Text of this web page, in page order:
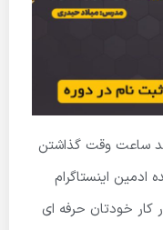
ساعت وقت گذاشتن
اینستاگرام
کار خودتان حرفه ای